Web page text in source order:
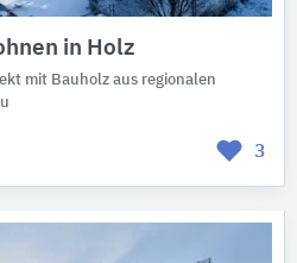
in Holz
mit Bauholz aus regionalen
3